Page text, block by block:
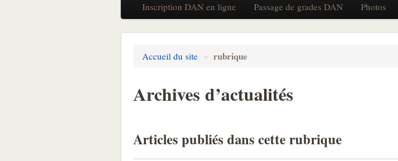
Inscription DAN en ligne
Passage de grades DAN Photos
Accueil du site > rubrique
Archives d’actualités
Articles publiés dans cette rubrique